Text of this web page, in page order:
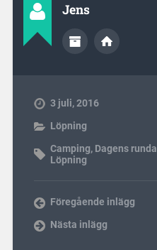
Jens
3 juli, 2016
Löpning
Camping, Dagens runda
Löpning
Föregående inlägg
Nästa inlägg